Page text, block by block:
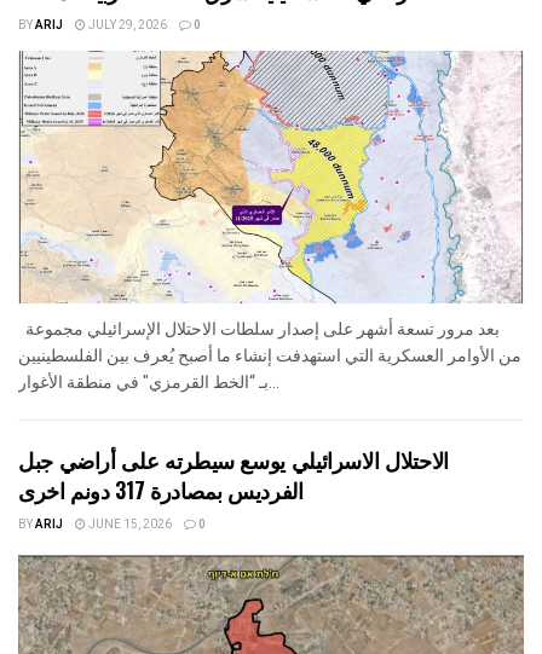
BYARIJ JULY 29, 2026 0
من الأوامر العسكرية التي استهدفت إنشاء ما أصبح يُعرف بين الفلسطينيين
بـ “الخط القرمزي" في منطقة الأغوار...
الاحتلال الاسرائيلي يوسع سيطرته على أراضي جبل
الفرديس بمصادرة 317 دونم اخرى
BYARIJ JUNE 15, 2026 0